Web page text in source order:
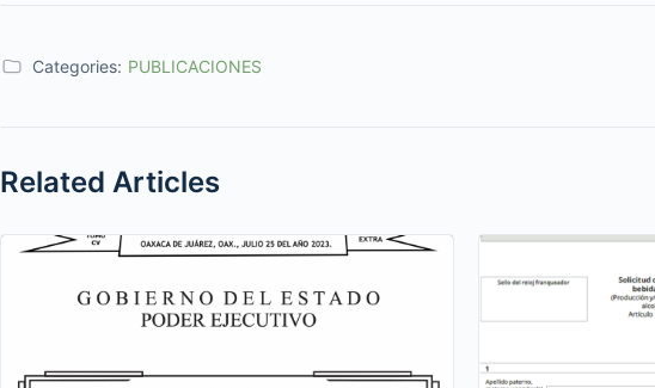
Categories: PUBLICACIONES
Related Articles